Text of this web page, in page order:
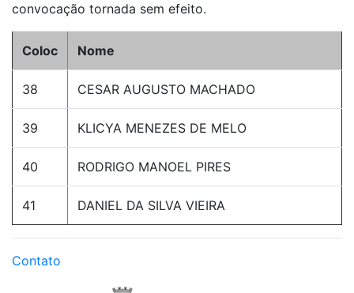
convocação tornada sem efeito.
Coloc Nome
38 CESAR AUGUSTO MACHADO
39 KLICYA MENEZES DE MELO
40 RODRIGO MANOEL PIRES
41 DANIEL DA SILVA VIEIRA
Contato